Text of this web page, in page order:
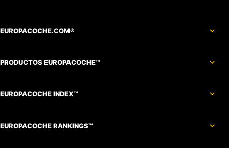
EUROPACOCHE.COM®
PRODUCTOS EUROPACOCHE™
EUROPACOCHE INDEX™
EUROPACOCHE RANKINGS™